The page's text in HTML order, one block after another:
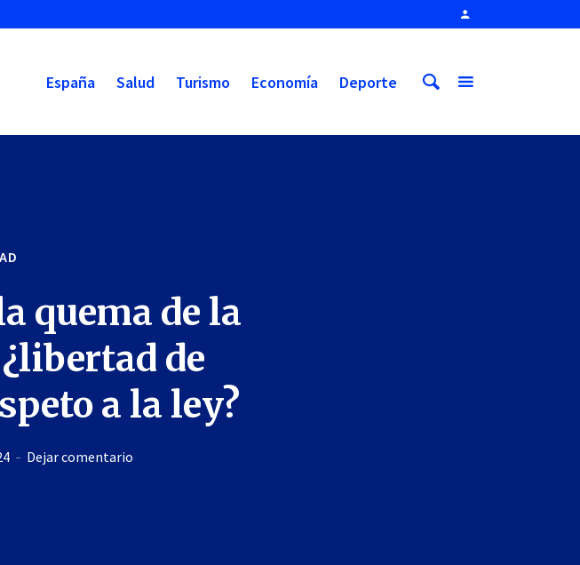
España Salud Turismo Economía Deporte
quema de la
de
a la ley?
Dejar comentario